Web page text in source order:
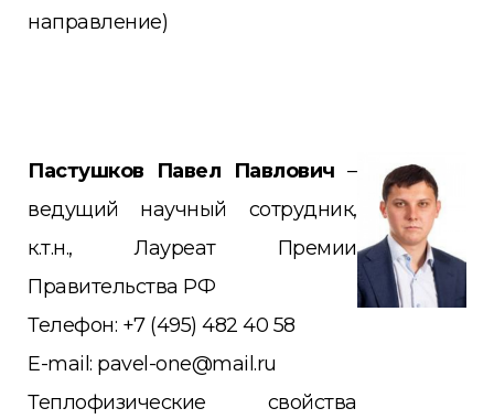
направление)
Пастушков Павел Павлович –
ведущий научный сотрудник,
к.т.н., Лауреат Премии
Правительства РФ
Телефон: +7 (495) 482 40 58
E-mail: pavel-one@mail.ru
Теплофизические свойства